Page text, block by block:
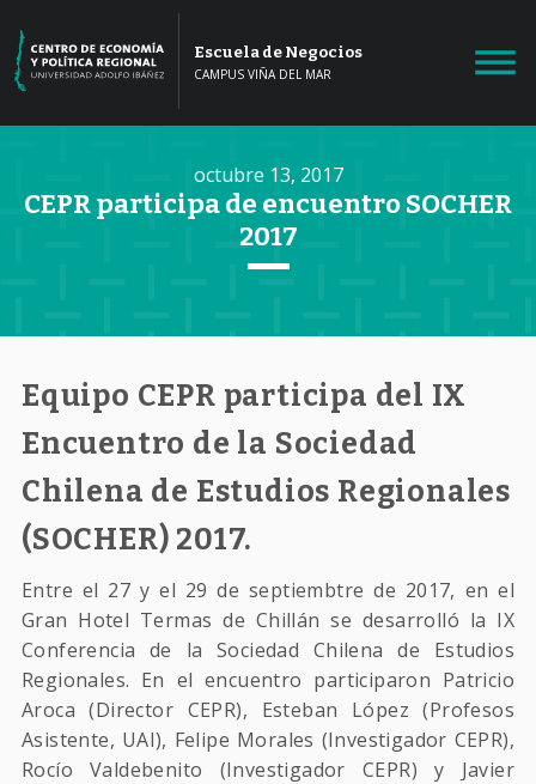
Escuela de Negocios
CAMPUS VIÑA DEL MAR
octubre 13, 2017
CEPR participa de encuentro SOCHER
2017
Equipo CEPR participa del IX
Encuentro de la Sociedad
Chilena de Estudios Regionales
(SOCHER) 2017.
Entre el 27 y el 29 de septiembtre de 2017, en el
Gran Hotel Termas de Chillán se desarrolló la IX
Conferencia de la Sociedad Chilena de Estudios
Regionales. En el encuentro participaron Patricio
Aroca (Director CEPR), Esteban López (Profesos
Asistente, UAI), Felipe Morales (Investigador CEPR),
Rocío Valdebenito (Investigador CEPR) y Javier